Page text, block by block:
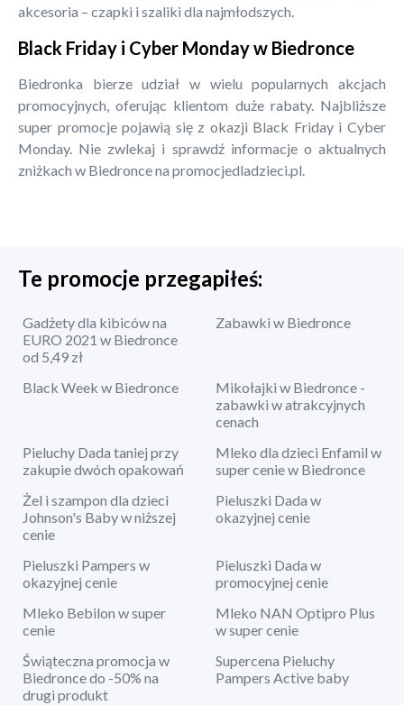
akcesoria – czapki i szaliki dla najmłodszych.
Black Friday i Cyber Monday w Biedronce
Biedronka bierze udział w wielu popularnych akcjach
promocyjnych, oferując klientom duże rabaty. Najbliższe
super promocje pojawią się z okazji Black Friday i Cyber
Monday. Nie zwlekaj i sprawdź informacje o aktualnych
zniżkach w Biedronce na promocjedladzieci.pl.
Te promocje przegapiłeś:
Gadżety dla kibiców na
EURO 2021 w Biedronce
od 5,49 zł
Zabawki w Biedronce
Black Week w Biedronce
Mikołajki w Biedronce -
zabawki w atrakcyjnych
cenach
Pieluchy Dada taniej przy
zakupie dwóch opakowań
Mleko dla dzieci Enfamil w
super cenie w Biedronce
Żel i szampon dla dzieci
Johnson's Baby w niższej
cenie
Pieluszki Dada w
okazyjnej cenie
Pieluszki Pampers w
okazyjnej cenie
Pieluszki Dada w
promocyjnej cenie
Mleko Bebilon w super
cenie
Mleko NAN Optipro Plus
w super cenie
Świąteczna promocja w
Biedronce do -50% na
drugi produkt
Supercena Pieluchy
Pampers Active baby